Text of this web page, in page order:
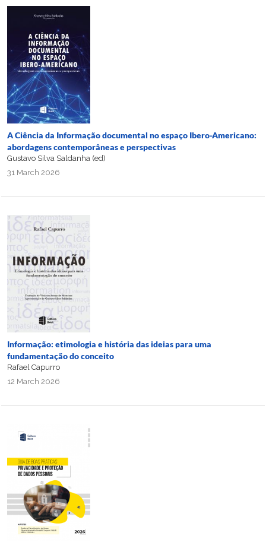
A Ciência da Informação documental no espaço Ibero-Americano:
abordagens contemporâneas e perspectivas
Gustavo Silva Saldanha (ed)
31 March 2026
Informação: etimologia e história das ideias para uma
fundamentação do conceito
Rafael Capurro
12 March 2026